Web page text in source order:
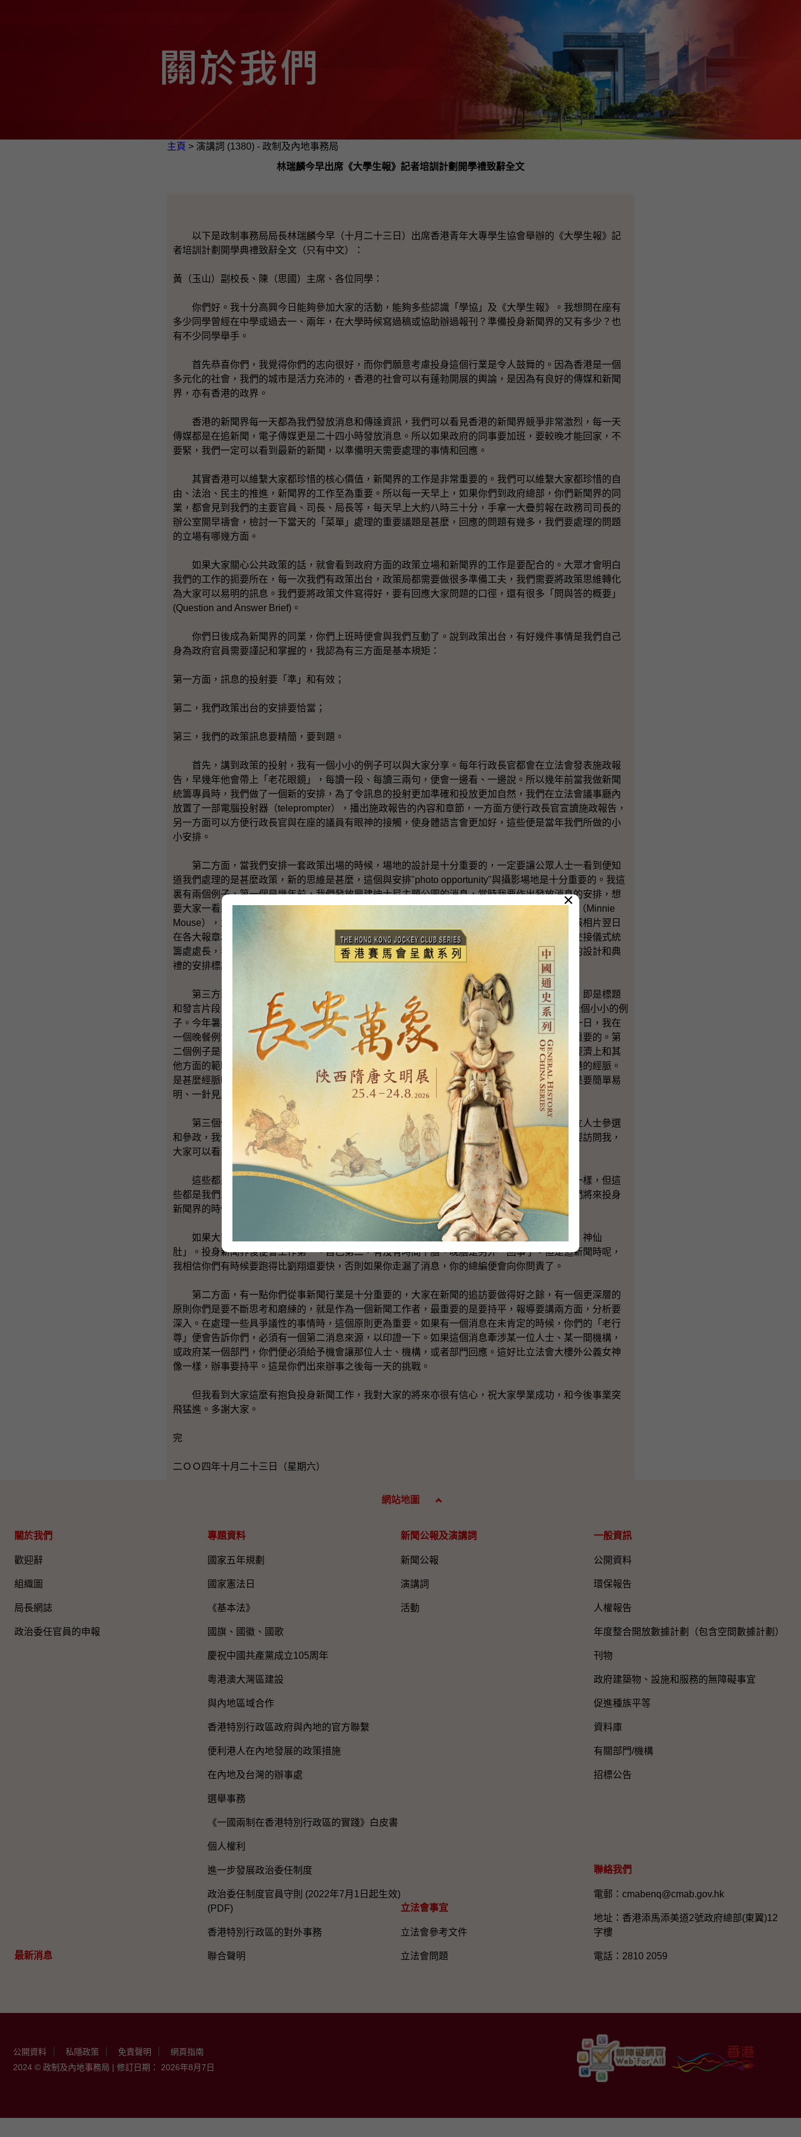
主頁 > 演講詞 (1380) - 政制及內地事務局
林瑞麟今早出席《大學生報》記者培訓計劃開學禮致辭全文
以下是政制事務局局長林瑞麟今早（十月二十三日）出席香港青年大專學生協會舉辦的《大學生報》記
者培訓計劃開學典禮致辭全文（只有中文）：
黃（玉山）副校長、陳（思國）主席、各位同學：
你們好。我十分高興今日能夠參加大家的活動，能夠多些認識「學協」及《大學生報》。我想問在座有
多少同學曾經在中學或過去一、兩年，在大學時候寫過稿或協助辦過報刊？準備投身新聞界的又有多少？也
有不少同學舉手。
首先恭喜你們，我覺得你們的志向很好，而你們願意考慮投身這個行業是令人鼓舞的。因為香港是一個
多元化的社會，我們的城市是活力充沛的，香港的社會可以有蓬勃開展的輿論，是因為有良好的傳媒和新聞
界，亦有香港的政界。
香港的新聞界每一天都為我們發放消息和傳達資訊，我們可以看見香港的新聞界競爭非常激烈，每一天
傳媒都是在追新聞，電子傳媒更是二十四小時發放消息。所以如果政府的同事要加班，要較晚才能回家，不
要緊，我們一定可以看到最新的新聞，以準備明天需要處理的事情和回應。
其實香港可以維繫大家都珍惜的核心價值，新聞界的工作是非常重要的。我們可以維繫大家都珍惜的自
由、法治、民主的推進，新聞界的工作至為重要。所以每一天早上，如果你們到政府總部，你們新聞界的同
業，都會見到我們的主要官員、司長、局長等，每天早上大約八時三十分，手拿一大疊剪報在政務司司長的
辦公室開早禱會，檢討一下當天的「菜單」處理的重要議題是甚麼，回應的問題有幾多，我們要處理的問題
的立場有哪幾方面。
如果大家關心公共政策的話，就會看到政府方面的政策立場和新聞界的工作是要配合的。大眾才會明白
我們的工作的扼要所在，每一次我們有政策出台，政策局都需要做很多準備工夫，我們需要將政策思維轉化
為大家可以易明的訊息。我們要將政策文件寫得好，要有回應大家問題的口徑，還有很多「問與答的概要」
(Question and Answer Brief)。
你們日後成為新聞界的同業，你們上班時便會與我們互動了。說到政策出台，有好幾件事情是我們自己
身為政府官員需要謹記和掌握的，我認為有三方面是基本規矩：
第一方面，訊息的投射要「準」和有效；
第二，我們政策出台的安排要恰當；
第三，我們的政策訊息要精簡，要到題。
首先，講到政策的投射，我有一個小小的例子可以與大家分享。每年行政長官都會在立法會發表施政報
告，早幾年他會帶上「老花眼鏡」，每讀一段、每讀三兩句，便會一邊看、一邊說。所以幾年前當我做新聞
統籌專員時，我們做了一個新的安排，為了令訊息的投射更加準確和投放更加自然，我們在立法會議事廳內
放置了一部電腦投射器（teleprompter），播出施政報告的內容和章節，一方面方便行政長官宣讀施政報告，
另一方面可以方便行政長官與在座的議員有眼神的接觸，使身體語言會更加好，這些便是當年我們所做的小
小安排。
第二方面，當我們安排一套政策出場的時候，場地的設計是十分重要的，一定要讓公眾人士一看到便知
道我們處理的是甚麼政策，新的思維是甚麼，這個與安排"photo opportunity"與攝影場地是十分重要的。我這
裏有兩個例子，第一個是幾年前，我們發放興建迪士尼主題公園的消息，當時我要作出發放消息的安排，想
要大家一看那幅相片便知道是怎樣的一回事，所以便安排米奇老鼠（Mickey Mouse）和米尼老鼠（Minnie
Mouse），加上董（建華）先生，陳（方安生）太和迪士尼公司的首腦一起拍攝。果如所料，這張相片翌日
在各大報章和國際傳媒登載。第二張（相片）是更加重要的歷史時刻，一九九六、九七年時我是交接儀式統
籌處處長，我們要安排交接儀式的典禮，大家都可以看到這幅相是充滿着主權的象徵，整個舞台的設計和典
禮的安排標誌着交接儀式的歷史意義。
第三方面我覺得非常重要的，是我們作為主要官員要盡量把政策精簡濃縮，使可以一針見血，即是標題
和發言片段，以及我們的政策要完全結合，即是"headline"等於"soundbite"，亦等於政策。我有幾個小小的例
子。今年暑期，我們非常著重與中央的溝通，以及各黨派要有機會與中央政府加強溝通，所以有一日，我在
一個晚餐例會與大家談到，香港社會開始吹「和風」，這對我們處理這個比較爭議性的議題是很重要的。第
二個例子是我們今年暑假開始處理「９＋２」的工作，即是香港和澳門兩個特區，與九個省區在經濟上和其
他方面的範疇上要多合作，在這個政策範疇上，有一個非常重要的訊息，就是需要打通九省與香港的經脈。
是甚麼經脈呢？即是交通運輸、航運、旅遊、鐵路、航空等等的網絡，我們的訊息與我們的政策是要簡單易
明、一針見血的。
第三個例子是，我們剛剛完成選舉，今年的選舉有一個新猷，就是為了鼓勵有政黨背景或獨立人士參選
和參政，我們推出了「十元一票」的資助計劃，希望鼓勵多些人士參與選舉，在選舉前後傳媒曾經訪問我，
大家可以看到（訪問的）標題，是清楚說明政策的目的。
這些都是一些基本的「板斧」，但卻不是一定每次都能夠運用，因為政策的本質和構成都不一樣，但這
些都是我們工作上的技巧和對自己的提醒。講完我們的工作，也是時間講一講你們的工作了。你們將來投身
新聞界的時候，我認為有好幾方面是要關心和掌握的，特別有兩點我想藉今天機會向大家提出。
如果大家將來投身新聞界的工作時，第一步是做前線記者的話，便要訓練自己「鐵腳、馬眼、神仙
肚」。投身新聞界後便會工作第一、自己第二，有沒有時間午膳、晚膳是另外一回事了。但是追新聞時呢，
我相信你們有時候要跑得比劉翔還要快，否則如果你走漏了消息，你的總編便會向你問責了。
第二方面，有一點你們從事新聞行業是十分重要的，大家在新聞的追訪要做得好之餘，有一個更深層的
原則你們是要不斷思考和磨練的，就是作為一個新聞工作者，最重要的是要持平，報導要講兩方面，分析要
深入。在處理一些具爭議性的事情時，這個原則更為重要。如果有一個消息在未肯定的時候，你們的「老行
尊」便會告訴你們，必須有一個第二消息來源，以印證一下。如果這個消息牽涉某一位人士、某一間機構，
或政府某一個部門，你們便必須給予機會讓那位人士、機構，或者部門回應。這好比立法會大樓外公義女神
像一樣，辦事要持平。這是你們出來辦事之後每一天的挑戰。
但我看到大家這麼有抱負投身新聞工作，我對大家的將來亦很有信心，祝大家學業成功，和今後事業突
飛猛進。多謝大家。
完
二ＯＯ四年十月二十三日（星期六）
網站地圖
關於我們
歡迎辭
組織圖​
局長網誌
政治委任官員的申報
最新消息
專題資料
國家五年規劃
國家憲法日
《基本法》
國旗、國徽、國歌
慶祝中國共產黨成立105周年
粵港澳大灣區建設
與內地區域合作
香港特別行政區政府與內地的官方聯繫
便利港人在內地發展的政策措施
在內地及台灣的辦事處
選舉事務
《一國兩制在香港特別行政區的實踐》白皮書
個人權利
進一步發展政治委任制度
政治委任制度官員守則 (2022年7月1日起生效)
(PDF)
香港特別行政區的對外事務
聯合聲明
新聞公報及演講詞
新聞公報
演講詞
活動
立法會事宜
立法會參考文件
立法會問題
一般資訊​
公開資料
環保報告
人權報告
年度整合開放數據計劃（包含空間數據計劃）
刊物
政府建築物、設施和服務的無障礙事宜
促進種族平等
資料庫
有關部門/機構
招標公告
聯絡我們
電郵：cmabenq@cmab.gov.hk​
地址：香港添馬添美道2號政府總部(東翼)12
字樓
電話：2810 2059
公開資料 私隱政策 免責聲明
網頁指南
2024 © 政制及內地事務局 | 修訂日期： 2026年8月7日
×